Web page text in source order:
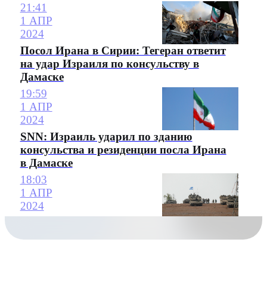
21:41
1 АПР
2024
Посол Ирана в Сирии: Тегеран ответит
на удар Израиля по консульству в
Дамаске
19:59
1 АПР
2024
SNN: Израиль ударил по зданию
консульства и резиденции посла Ирана
в Дамаске
18:03
1 АПР
2024